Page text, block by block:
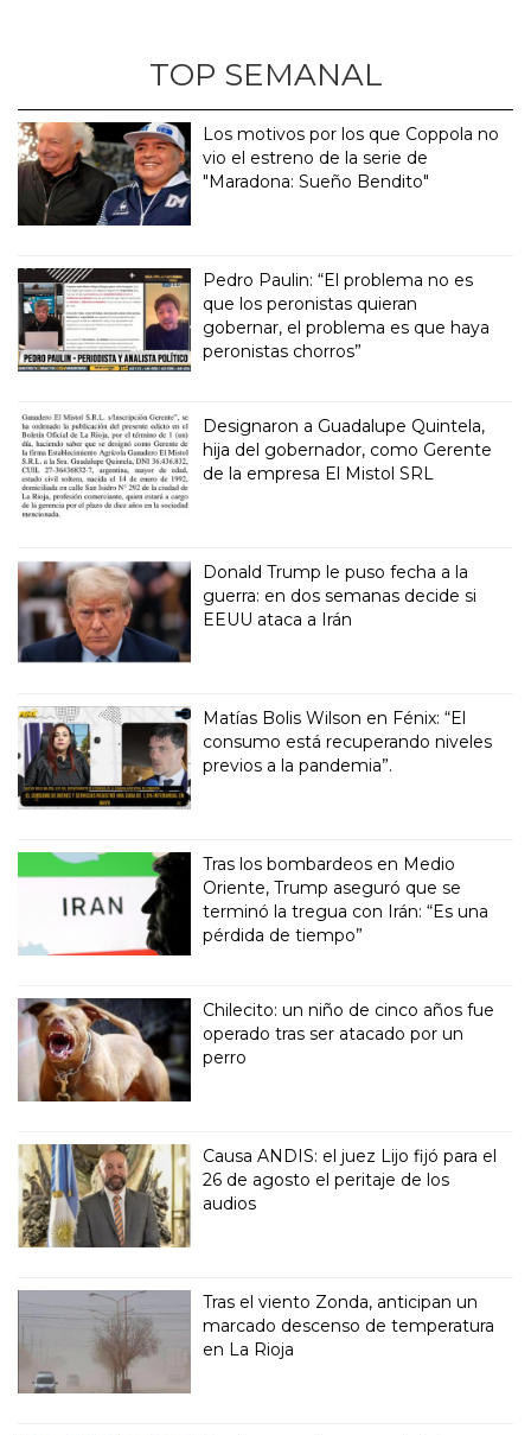
TOP SEMANAL
Los motivos por los que Coppola no
vio el estreno de la serie de
"Maradona: Sueño Bendito"
Pedro Paulin: “El problema no es
que los peronistas quieran
gobernar, el problema es que haya
peronistas chorros”
Designaron a Guadalupe Quintela,
hija del gobernador, como Gerente
de la empresa El Mistol SRL
Donald Trump le puso fecha a la
guerra: en dos semanas decide si
EEUU ataca a Irán
Matías Bolis Wilson en Fénix: “El
consumo está recuperando niveles
previos a la pandemia”.
Tras los bombardeos en Medio
Oriente, Trump aseguró que se
terminó la tregua con Irán: “Es una
pérdida de tiempo”
Chilecito: un niño de cinco años fue
operado tras ser atacado por un
perro
Causa ANDIS: el juez Lijo fijó para el
26 de agosto el peritaje de los
audios
Tras el viento Zonda, anticipan un
marcado descenso de temperatura
en La Rioja